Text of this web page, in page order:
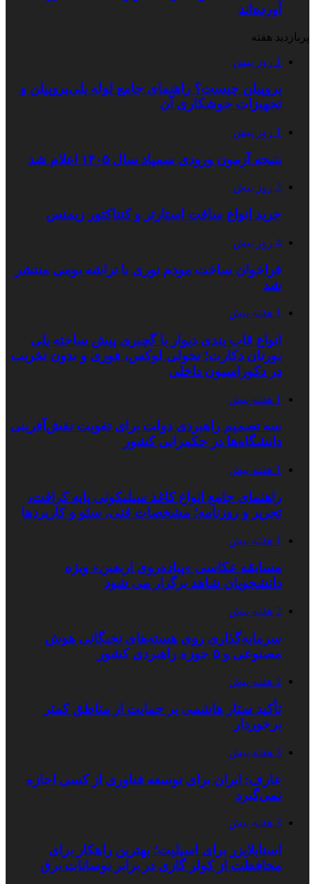
آورده‌اند
پربازدید هفته
1 روز پیش
پروپیلن چیست؟ راهنمای جامع لوله پلی‌پروپیلن و
تجهیزات جوشکاری آن
1 روز پیش
نتیجه آزمون ورودی سمپاد سال ۱۴۰۵ اعلام شد
2 روز پیش
خرید انواع سافت استارتر و کنتاکتور زیمنس
4 روز پیش
فراخوان ساخت مودم نوری با تراشه بومی منتشر
شد
1 هفته پیش
انواع قاب بندی دیوار با گچبری پیش ساخته پلی
یورتان دکارت؛ تحولی لوکس، فوری و بدون تخریب
در دکوراسیون داخلی
1 هفته پیش
سه تصمیم راهبردی دولت برای تقویت نقش‌آفرینی
دانشگاه‌ها در حکمرانی کشور
1 هفته پیش
راهنمای جامع انواع کاغذ سیلیکونی پایه کرافت،
تحریر و روزنامه؛ مشخصات فنی، سئو و کاربردها
1 هفته پیش
مسابقه عکاسی «پیاده‌روی اربعین» ویژه
دانشجویان شاهد برگزار می شود
2 هفته پیش
سرمایه‌گذاری روی هسته‌های نخبگانی هوش
مصنوعی و ۵ حوزه راهبردی کشور
2 هفته پیش
تأکید ستار هاشمی بر حمایت از مناطق کمتر
برخوردار
3 هفته پیش
عارف: ایران برای توسعه فناوری از کسی اجازه
نمی‌گیرد
3 هفته پیش
استابلایزر برای اسپلیت؛ بهترین راهکار برای
محافظت از کولر گازی در برابر نوسانات برق